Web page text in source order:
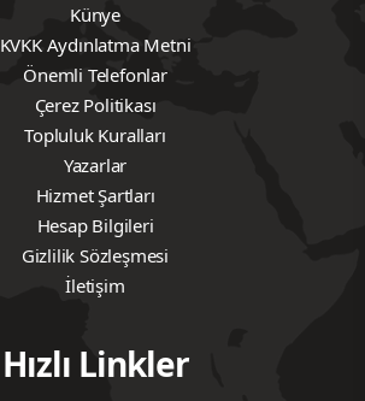
Künye
KVKK Aydınlatma Metni
Önemli Telefonlar
Çerez Politikası
Topluluk Kuralları
Yazarlar
Hizmet Şartları
Hesap Bilgileri
Gizlilik Sözleşmesi
İletişim
Hızlı Linkler